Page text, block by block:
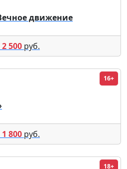
движение
2 500 руб.
16+
1 800 руб.
18+